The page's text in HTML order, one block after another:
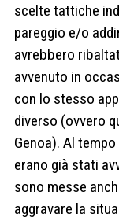
scelte tattiche
pareggio e/o
avrebbero
avvenuto in
con lo stesso
diverso (ovvero
Genoa). Al
erano già stati
sono messe
aggravare la